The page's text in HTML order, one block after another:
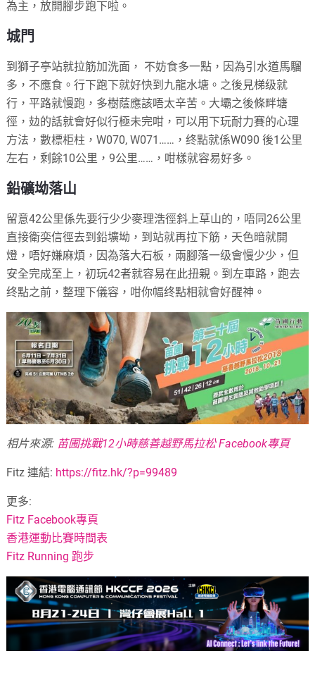
為主，放開腳步跑下啦。
城門
到獅子亭站就拉筋加洗面， 不妨食多一點，因為引水道馬騮
多，不應食。行下跑下就好快到九龍水塘。之後見梯级就
行，平路就慢跑，多樹蔭應該唔太辛苦。大壩之後條畔塘
徑，攰的話就會好似行極未完咁，可以用下玩耐力賽的心理
方法，數標柜柱，W070, W071……，终點就係W090 後1公里
左右，剩餘10公里，9公里……，咁樣就容易好多。
鉛礦坳落山
留意42公里係先要行少少麥理浩徑斜上草山的，唔同26公里
直接衛奕信徑去到鉛壙坳，到站就再拉下筋，天色暗就開
燈，唔好嫌麻煩，因為落大石板，兩腳落一级會慢少少，但
安全完成至上，初玩42者就容易在此扭親。到左車路，跑去
终點之前，整理下儀容，咁你幅终點相就會好醒神。
相片來源: 苗圃挑戰12小時慈善越野馬拉松 Facebook專頁
Fitz 連結: https://fitz.hk/?p=99489
更多:
Fitz Facebook專頁
香港運動比賽時間表
Fitz Running 跑步